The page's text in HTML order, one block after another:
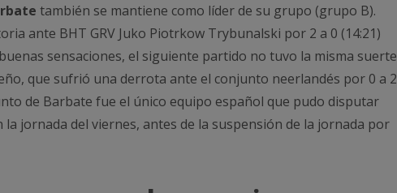
también se mantiene como líder de su grupo (grupo B).
ante BHT GRV Juko Piotrkow Trybunalski por 2 a 0 (14:21)
sensaciones, el siguiente partido no tuvo la misma suerte
que sufrió una derrota ante el conjunto neerlandés por 0 a 2
de Barbate fue el único equipo español que pudo disputar
la jornada del viernes, antes de la suspensión de la jornada por